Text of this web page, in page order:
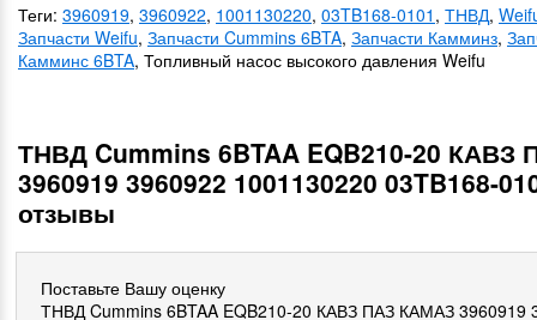
Теги: 3960919, 3960922, 1001130220, 03TB168-0101 , ТНВД,
Запчасти Weifu, Запчасти Cummins 6BTA, Запчасти Камминз,
Камминс 6BTA, Топливный насос высокого давления Weifu
ТНВД Cummins 6BTAA EQB210-20 КАВЗ
3960919 3960922 1001130220 03TB168-
отзывы
Поставьте Вашу оценку
ТНВД Cummins 6BTAA EQB210-20 КАВЗ ПАЗ КАМАЗ 3960919